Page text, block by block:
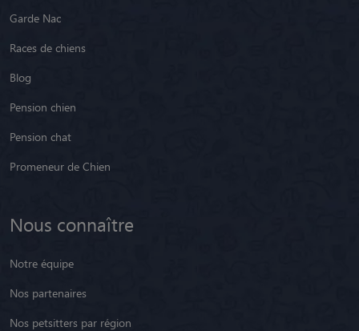
Garde Nac
Races de chiens
Blog
Pension chien
Pension chat
Promeneur de Chien
Nous connaître
Notre équipe
Nos partenaires
Nos petsitters par région